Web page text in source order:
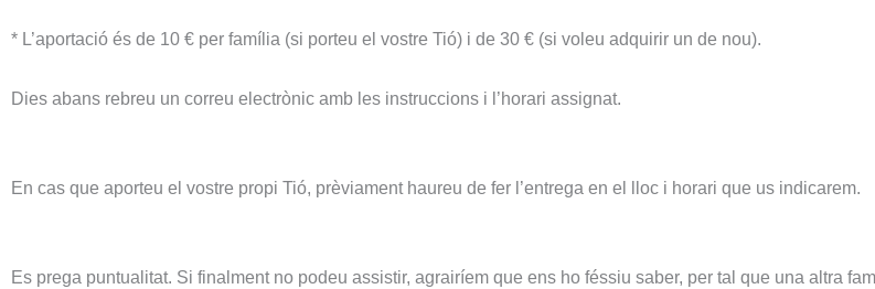
* L’aportació és de 10 € per família (si porteu el vostre Tió) i de 30 € (si voleu adquirir un de nou).
Dies abans rebreu un correu electrònic amb les instruccions i l’horari assignat.
En cas que aporteu el vostre propi Tió, prèviament haureu de fer l’entrega en el lloc i horari que us indicarem.
Es prega puntualitat. Si finalment no podeu assistir, agrairíem que ens ho féssiu saber, per tal que una altra